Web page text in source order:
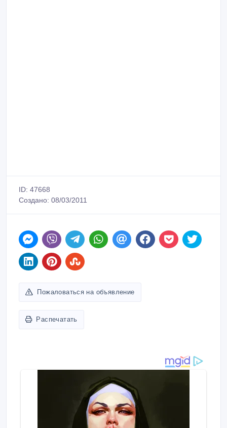
ID: 47668
Создано: 08/03/2011
Пожаловаться на объявление
Распечатать